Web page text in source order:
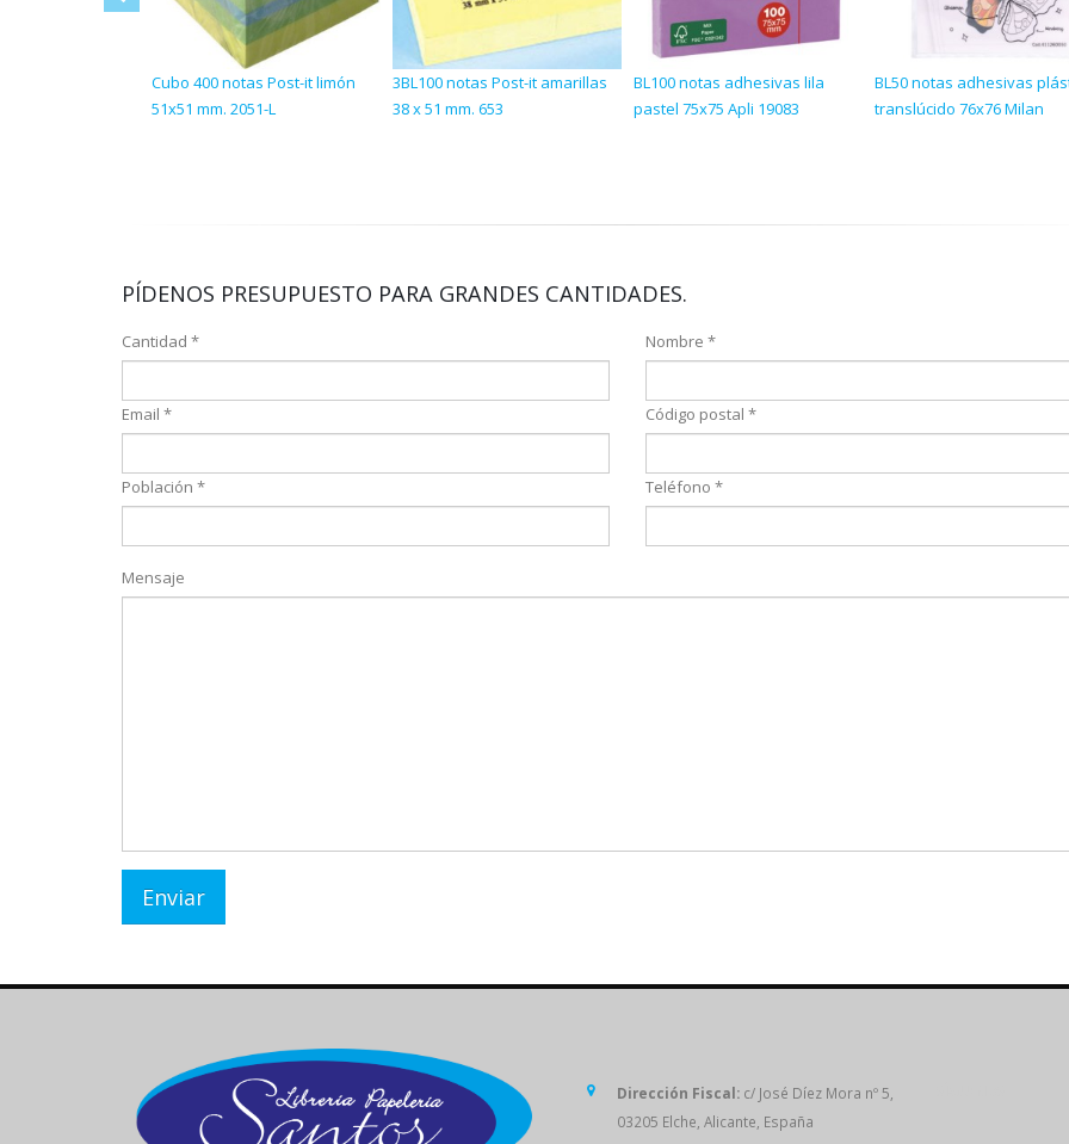
Cubo 400 notas Post-it limón
51x51 mm. 2051-L
3BL100 notas Post-it amarillas
38 x 51 mm. 653
BL100 notas adhesivas lila
pastel 75x75 Apli 19083
BL50 notas adhesivas
translúcido 76x76 Milan
PÍDENOS PRESUPUESTO PARA GRANDES CANTIDADES.
Cantidad * Nombre *
Email * Código postal *
Población * Teléfono *
Mensaje
Dirección Fiscal: c/ José Díez Mora nº 5,
03205 Elche, Alicante, España